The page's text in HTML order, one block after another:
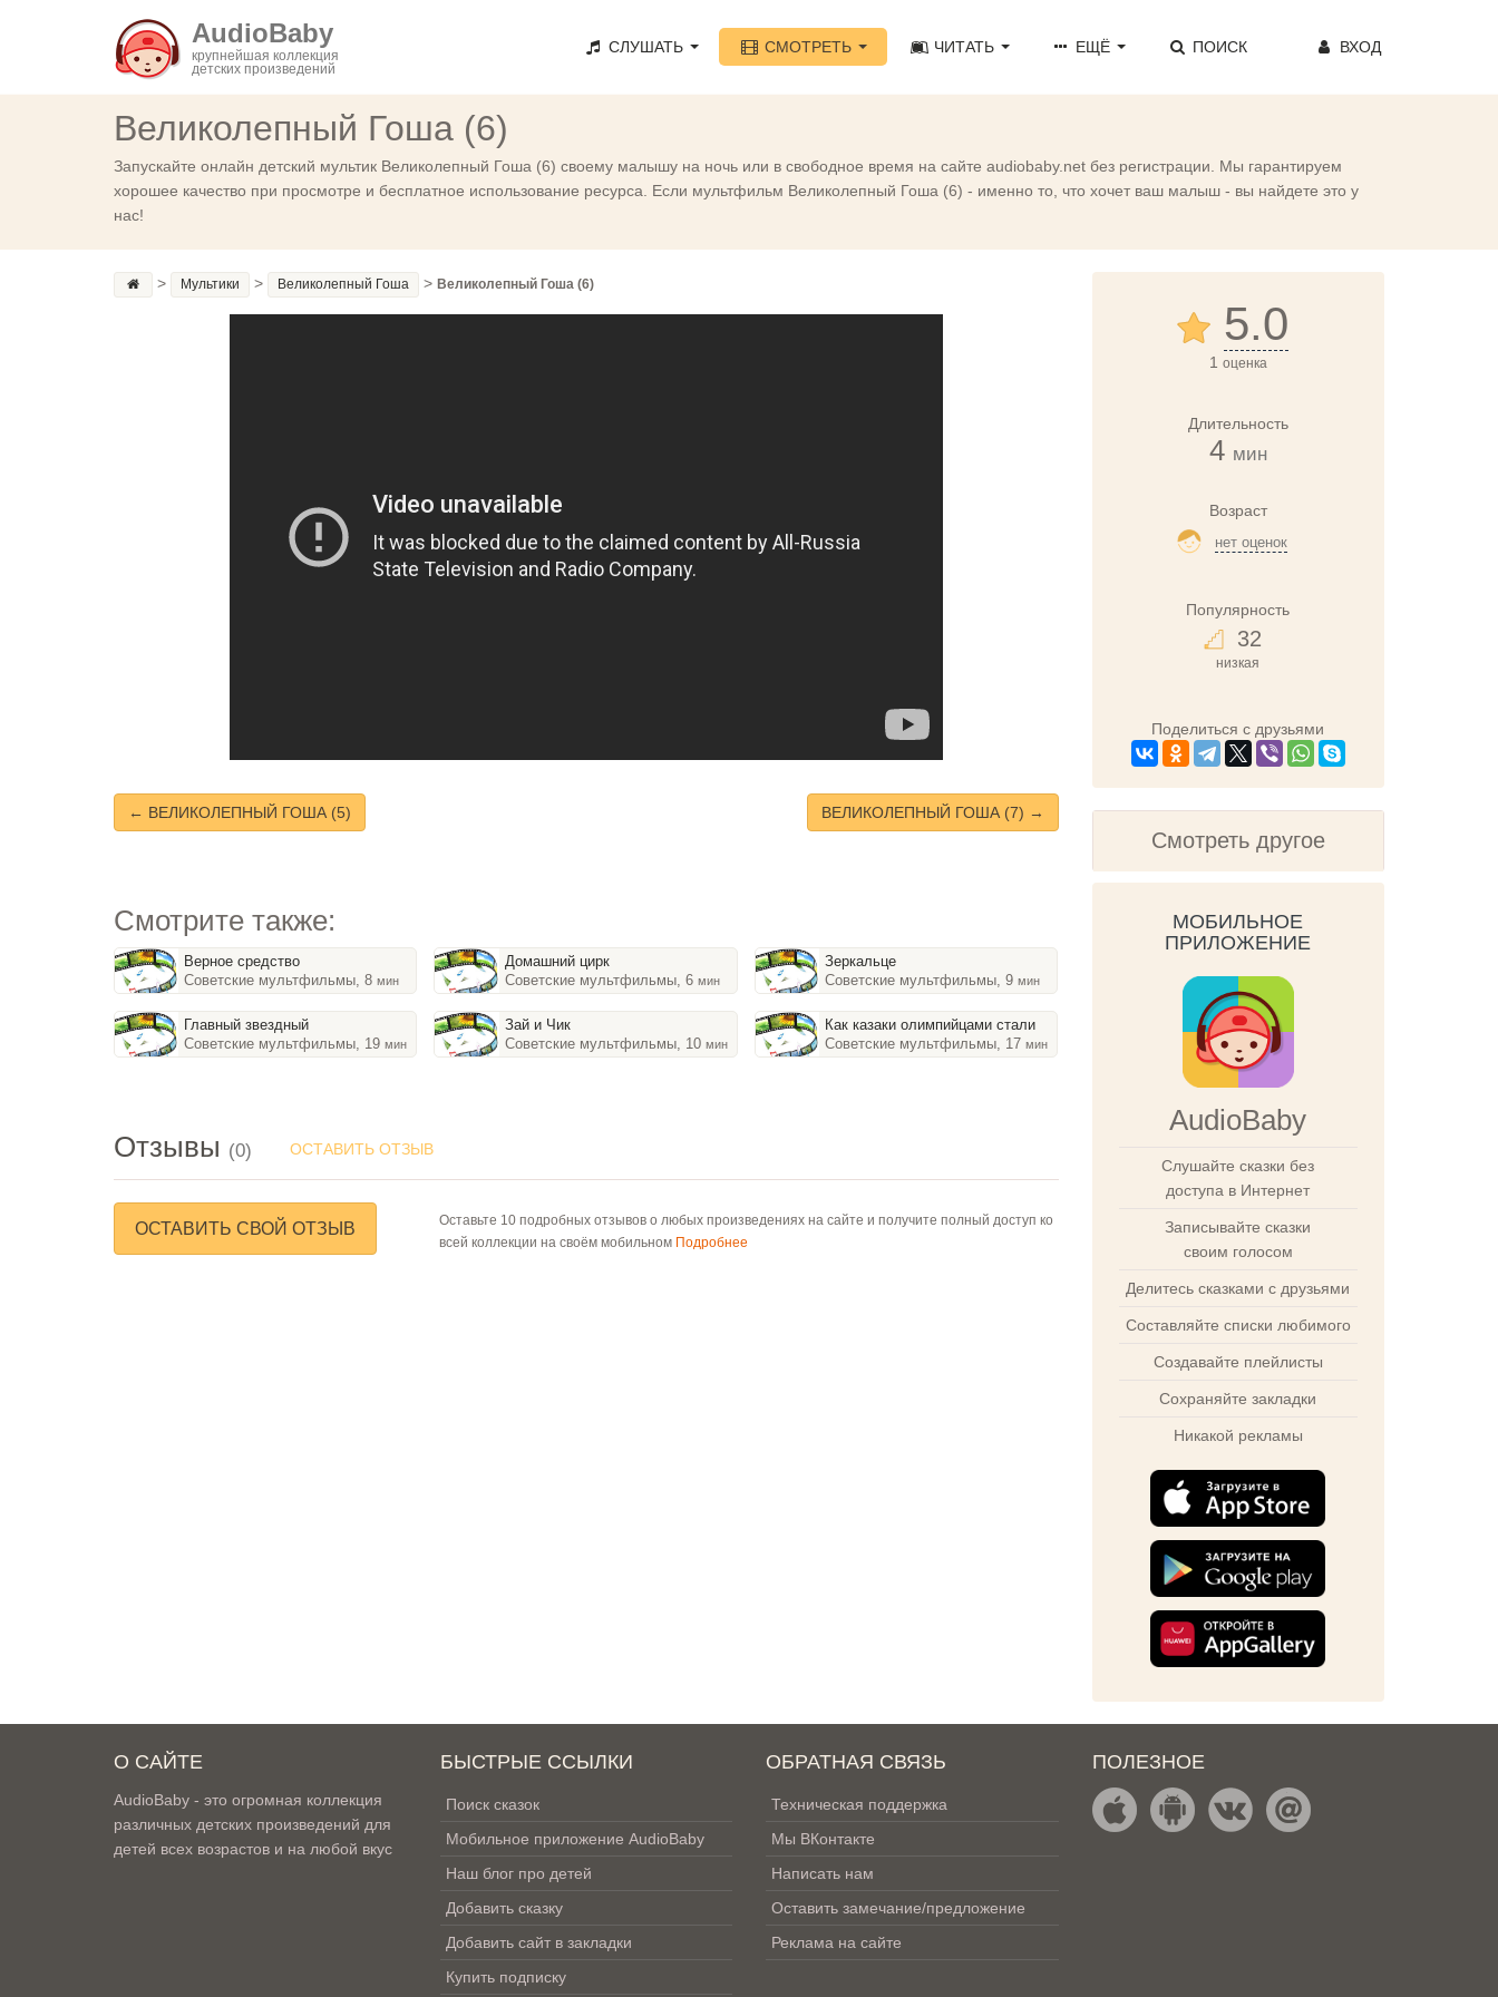
AudioBaby
крупнейшая коллекция
детских произведений
СЛУШАТЬ СМОТРЕТЬ ЧИТАТЬ ЕЩЁ ПОИСК ВХОД
Великолепный Гоша (6)
Запускайте онлайн детский мультик Великолепный Гоша (6) своему малышу на ночь или в свободное время на сайте audiobaby.net без регистрации. Мы гарантируем
хорошее качество при просмотре и бесплатное использование ресурса. Если мультфильм Великолепный Гоша (6) - именно то, что хочет ваш малыш - вы найдете это у
нас!
> Мультики > Великолепный Гоша > Великолепный Гоша (6)
← ВЕЛИКОЛЕПНЫЙ ГОША (5) ВЕЛИКОЛЕПНЫЙ ГОША (7) →
Смотрите также:
Верное средство
Советские мультфильмы, 8мин
Главный звездный
Советские мультфильмы, 19мин
Домашний цирк
Советские мультфильмы, 6 мин
Зай и Чик
Советские мультфильмы, 10 мин
Зеркальце
Советские мультфильмы, 9мин
Как казаки олимпийцами стали
Советские мультфильмы, 17мин
Отзывы (0) ОСТАВИТЬ ОТЗЫВ
ОСТАВИТЬ СВОЙ ОТЗЫВ
Оставьте 10 подробных отзывов о любых произведениях на сайте и получите полный доступ ко
всей коллекции на своём мобильном Подробнее
5.0
1 оценка
Длительность
4 мин
Возраст
нет оценок
Популярность
32
низкая
Поделиться с друзьями
Смотреть другое
МОБИЛЬНОЕ
ПРИЛОЖЕНИЕ
AudioBaby
Слушайте сказки без
доступа в Интернет
Записывайте сказки
своим голосом
Делитесь сказками с друзьями
Составляйте списки любимого
Создавайте плейлисты
Сохраняйте закладки
Никакой рекламы
О САЙТЕ
AudioBaby - это огромная коллекция
различных детских произведений для
детей всех возрастов и на любой вкус
БЫСТРЫЕ ССЫЛКИ
Поиск сказок
Мобильное приложение AudioBaby
Наш блог про детей
Добавить сказку
Добавить сайт в закладки
Купить подписку
ОБРАТНАЯ СВЯЗЬ
Техническая поддержка
Мы ВКонтакте
Написать нам
Оставить замечание/предложение
Реклама на сайте
ПОЛЕЗНОЕ